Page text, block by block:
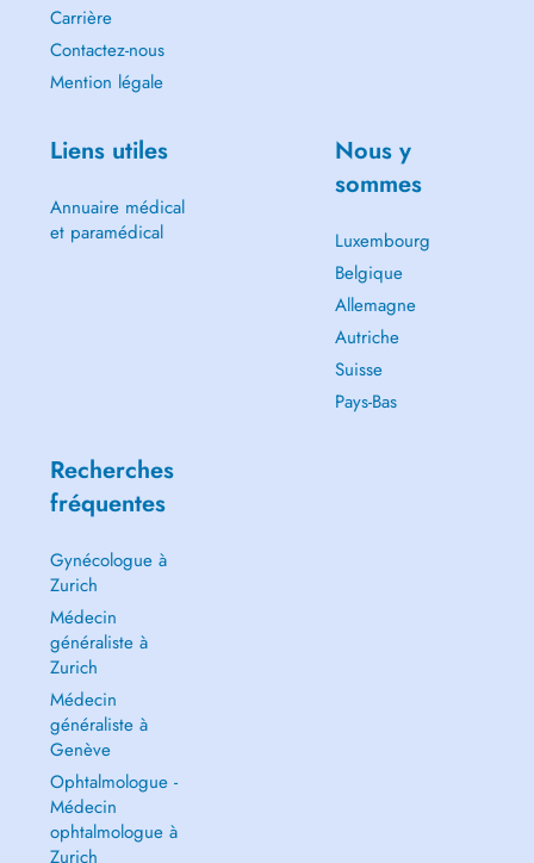
Carrière
Contactez-nous
Mention légale
Liens utiles
Annuaire médical
et paramédical
Nous y
sommes
Luxembourg
Belgique
Allemagne
Autriche
Suisse
Pays-Bas
Recherches
fréquentes
Gynécologue à
Zurich
Médecin
généraliste à
Zurich
Médecin
généraliste à
Genève
Ophtalmologue -
Médecin
ophtalmologue à
Zurich